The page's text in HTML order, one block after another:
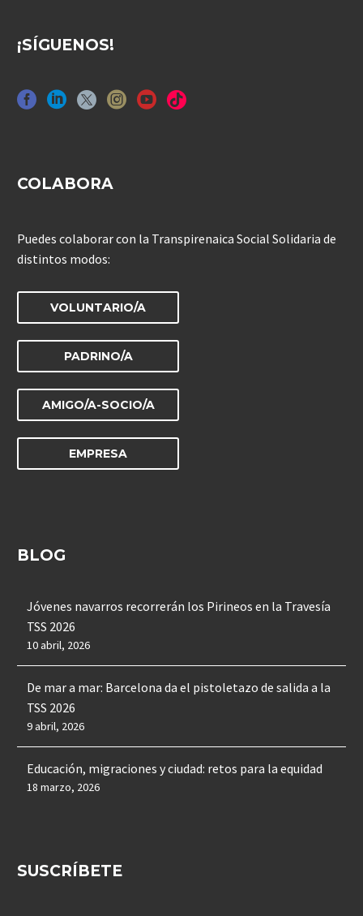
¡SÍGUENOS!
COLABORA
Puedes colaborar con la Transpirenaica Social Solidaria de
distintos modos:
VOLUNTARIO/A
PADRINO/A
AMIGO/A-SOCIO/A
EMPRESA
BLOG
Jóvenes navarros recorrerán los Pirineos en la Travesía
TSS 2026
10 abril, 2026
De mar a mar: Barcelona da el pistoletazo de salida a la
TSS 2026
9 abril, 2026
Educación, migraciones y ciudad: retos para la equidad
18 marzo, 2026
SUSCRÍBETE